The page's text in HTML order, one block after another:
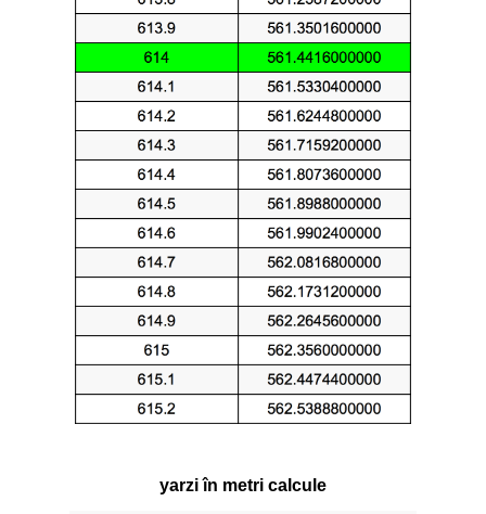
yarzi în metri calcule